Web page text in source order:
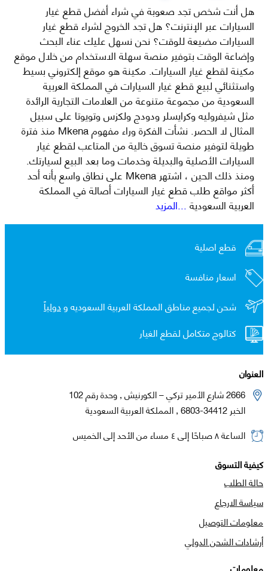
هل أنت شخص تجد صعوبة في شراء أفضل قطع غيار
السيارات عبر الإنترنت؟ هل تجد الخروج لشراء قطع غيار
السيارات مضيعة للوقت؟ نحن نسهل عليك عناء البحث
وإضاعة الوقت بتوفير منصة سهلة الاستخدام من خلال موقع
مكينة لقطع غيار السيارات. مكينة هو موقع إلكتروني بسيط
واستثنائي لبيع قطع غيار السيارات في المملكة العربية
السعودية من مجموعة متنوعة من العلامات التجارية الرائدة
مثل شيفروليه وكرايسلر ودودج ولكزس وتويوتا على سبيل
المثال لا الحصر. نشأت الفكرة وراء مفهوم Mkena منذ فترة
طويلة لتوفير منصة تسوق خالية من المتاعب لقطع غيار
السيارات الأصلية والبديلة وخدمات وما بعد البيع لسيارتك.
ومنذ ذلك الحين ، اشتهر Mkena على نطاق واسع بأنه أحد
أكثر مواقع طلب قطع غيار السيارات أصالة في المملكة
العربية السعودية...المزيد
قطع اصلية
اسعار منافسة
شحن لجميع مناطق المملكة العربية السعوديه ودولياً
كتالوج متكامل لقطع الغيار
العنوان
2666 شارع الأمير تركي – الكورنيش , وحدة رقم 102
الخبر 34412-6803 , المملكة العربية السعودية
الساعة ٨ صباحًا إلى ٤ مساء من الأحد إلى الخميس
كيفية التسوق
حالة الطلب
سياسة الارجاع
معلومات التوصيل
أرشادات الشحن الدولي